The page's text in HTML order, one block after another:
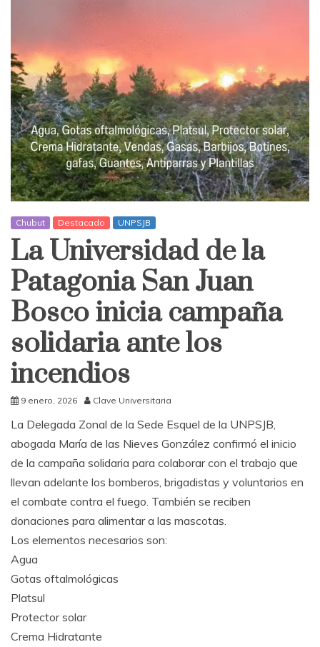
Chubut Destacado UNPSJB
La Universidad de la
Patagonia San Juan
Bosco inicia campaña
solidaria ante los
incendios
9 enero, 2026 Clave Universitaria
La Delegada Zonal de la Sede Esquel de la UNPSJB,
abogada María de las Nieves González confirmó el inicio
de la campaña solidaria para colaborar con el trabajo que
llevan adelante los bomberos, brigadistas y voluntarios en
el combate contra el fuego. También se reciben
donaciones para alimentar a las mascotas.
Los elementos necesarios son:
Agua
Gotas oftalmológicas
Platsul
Protector solar
Crema Hidratante